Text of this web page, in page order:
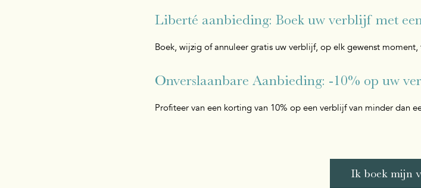
Liberté aanbieding: Boek uw verblijf met
Boek, wijzig of annuleer gratis uw verblijf, op elk gewenst
Onverslaanbare Aanbieding: -10% op uw
Profiteer van een korting van 10% op een verblijf van minder dan
Ik boek mijn